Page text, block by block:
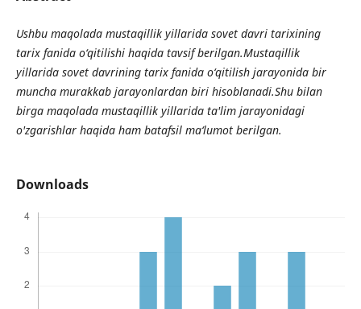
Ushbu maqolada mustaqillik yillarida sovet davri tarixining
tarix fanida o‘qitilishi haqida tavsif berilgan.Mustaqillik
yillarida sovet davrining tarix fanida o‘qitilish jarayonida bir
muncha murakkab jarayonlardan biri hisoblanadi.Shu bilan
birga maqolada mustaqillik yillarida ta'lim jarayonidagi
o'zgarishlar haqida ham batafsil ma‘lumot berilgan.
Downloads